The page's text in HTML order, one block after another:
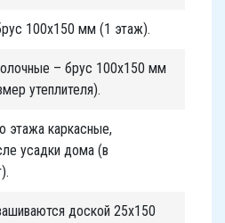
100х150 мм (1 этаж).
– брус 100х150 мм
утеплителя).
этажа каркасные,
усадки дома (в
доской 25х150